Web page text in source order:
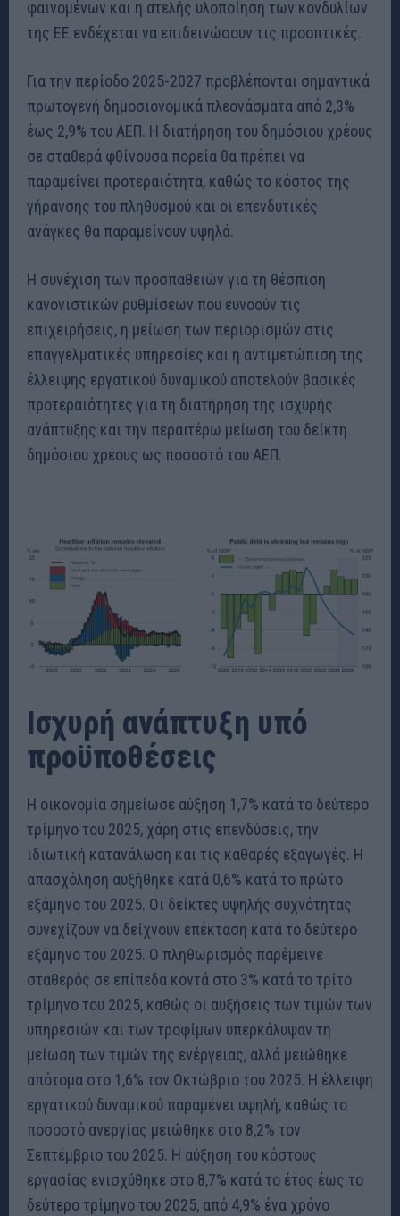
φαινομένων και η ατελής υλοποίηση των κονδυλίων
της ΕΕ ενδέχεται να επιδεινώσουν τις προοπτικές.
Για την περίοδο 2025-2027 προβλέπονται σημαντικά
πρωτογενή δημοσιονομικά πλεονάσματα από 2,3%
έως 2,9% του ΑΕΠ. Η διατήρηση του δημόσιου χρέους
σε σταθερά φθίνουσα πορεία θα πρέπει να
παραμείνει προτεραιότητα, καθώς το κόστος της
γήρανσης του πληθυσμού και οι επενδυτικές
ανάγκες θα παραμείνουν υψηλά.
Η συνέχιση των προσπαθειών για τη θέσπιση
κανονιστικών ρυθμίσεων που ευνοούν τις
επιχειρήσεις, η μείωση των περιορισμών στις
επαγγελματικές υπηρεσίες και η αντιμετώπιση της
έλλειψης εργατικού δυναμικού αποτελούν βασικές
προτεραιότητες για τη διατήρηση της ισχυρής
ανάπτυξης και την περαιτέρω μείωση του δείκτη
δημόσιου χρέους ως ποσοστό του ΑΕΠ.
Ισχυρή ανάπτυξη υπό
προϋποθέσεις
Η οικονομία σημείωσε αύξηση 1,7% κατά το δεύτερο
τρίμηνο του 2025, χάρη στις επενδύσεις, την
ιδιωτική κατανάλωση και τις καθαρές εξαγωγές. Η
απασχόληση αυξήθηκε κατά 0,6% κατά το πρώτο
εξάμηνο του 2025. Οι δείκτες υψηλής συχνότητας
συνεχίζουν να δείχνουν επέκταση κατά το δεύτερο
εξάμηνο του 2025. Ο πληθωρισμός παρέμεινε
σταθερός σε επίπεδα κοντά στο 3% κατά το τρίτο
τρίμηνο του 2025, καθώς οι αυξήσεις των τιμών των
υπηρεσιών και των τροφίμων υπερκάλυψαν τη
μείωση των τιμών της ενέργειας, αλλά μειώθηκε
απότομα στο 1,6% τον Οκτώβριο του 2025. Η έλλειψη
εργατικού δυναμικού παραμένει υψηλή, καθώς το
ποσοστό ανεργίας μειώθηκε στο 8,2% τον
Σεπτέμβριο του 2025. Η αύξηση του κόστους
εργασίας ενισχύθηκε στο 8,7% κατά το έτος έως το
δεύτερο τρίμηνο του 2025, από 4,9% ένα χρόνο